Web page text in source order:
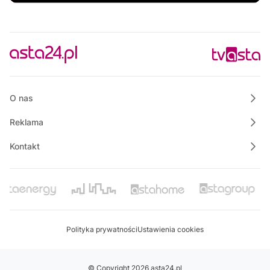
O nas
Reklama
Kontakt
Polityka prywatnościUstawienia cookies
© Copyright 2026 asta24.pl